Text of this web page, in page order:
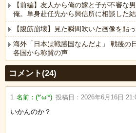
【前編】友人から俺の嫁と子が不審な
俺。単身赴任先から興信所に相談した
【腹筋崩壊】見た瞬間吹いた画像を貼
海外「日本は戦勝国なんだよ」 戦後の
各国から称賛の声
Powered by livedoor 相互RSS
コメント(24)
1 名前：(*‘ω‘*) 投稿日： 2026年6月16日
いかんのか？